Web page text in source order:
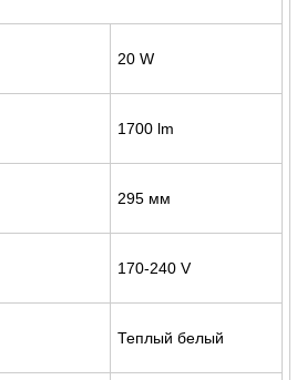
20 W
1700 lm
295 мм
170-240 V
Теплый белый